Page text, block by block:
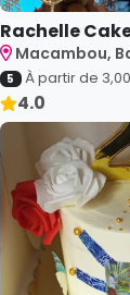
Rachelle
Macambou,
5 À partir de
4.0